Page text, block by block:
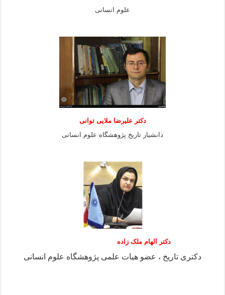
علوم انسانی
دكتر عليرضا ملايى توانی
دانشيار تاريخ پژوهشگاه علوم انسانی
دکتر الهام ملک زاده
دکتری تاریخ ، عضو هیات علمی پژوهشگاه علوم انسانی